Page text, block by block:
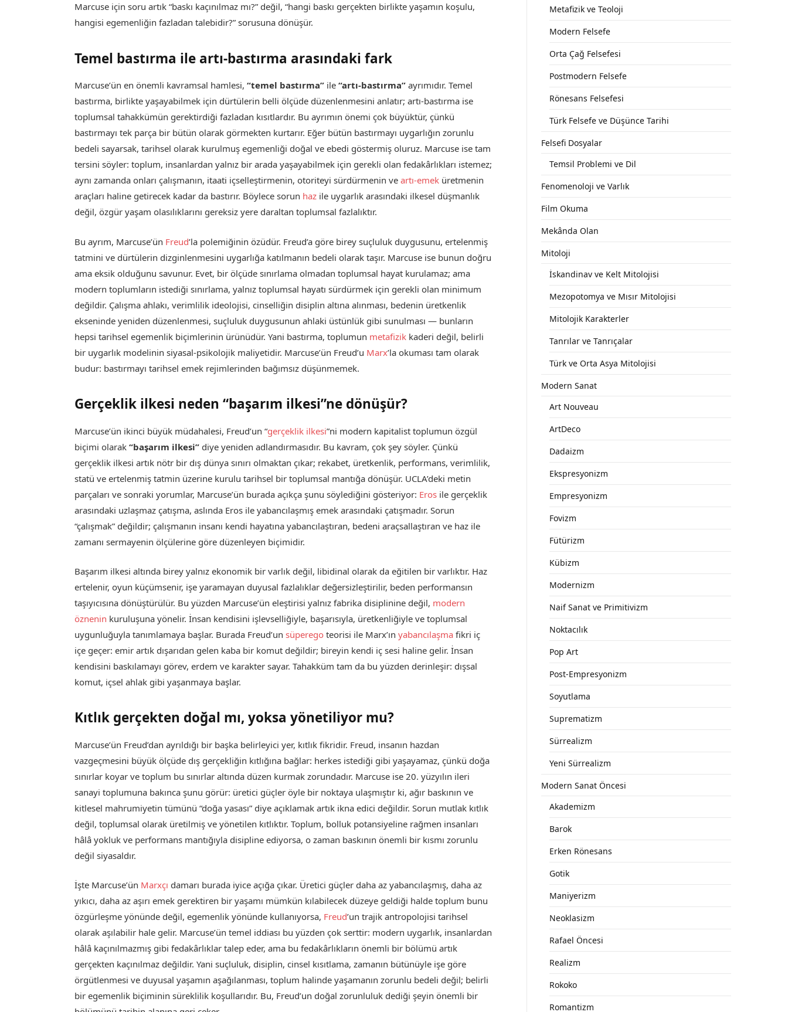
Marcuse için soru artık “baskı kaçınılmaz mı?” değil, “hangi baskı gerçekten birlikte yaşamın koşulu,
hangisi egemenliğin fazladan talebidir?” sorusuna dönüşür.
Temel bastırma ile artı-bastırma arasındaki fark
Marcuse’ün en önemli kavramsal hamlesi, “temel bastırma” ile“artı-bastırma” ayrımıdır. Temel
bastırma, birlikte yaşayabilmek için dürtülerin belli ölçüde düzenlenmesini anlatır; artı-bastırma ise
toplumsal tahakkümün gerektirdiği fazladan kısıtlardır. Bu ayrımın önemi çok büyüktür, çünkü
bastırmayı tek parça bir bütün olarak görmekten kurtarır. Eğer bütün bastırmayı uygarlığın zorunlu
bedeli sayarsak, tarihsel olarak kurulmuş egemenliği doğal ve ebedi göstermiş oluruz. Marcuse ise tam
tersini söyler: toplum, insanlardan yalnız bir arada yaşayabilmek için gerekli olan fedakârlıkları istemez;
aynı zamanda onları çalışmanın, itaati içselleştirmenin, otoriteyi sürdürmenin veartı-emek üretmenin
araçları haline getirecek kadar da bastırır. Böylece sorun haz ile uygarlık arasındaki ilkesel düşmanlık
değil, özgür yaşam olasılıklarını gereksiz yere daraltan toplumsal fazlalıktır.
Bu ayrım, Marcuse’ün Freud’la polemiğinin özüdür. Freud’a göre birey suçluluk duygusunu, ertelenmiş
tatmini ve dürtülerin dizginlenmesini uygarlığa katılmanın bedeli olarak taşır. Marcuse ise bunun doğru
ama eksik olduğunu savunur. Evet, bir ölçüde sınırlama olmadan toplumsal hayat kurulamaz; ama
modern toplumların istediği sınırlama, yalnız toplumsal hayatı sürdürmek için gerekli olan minimum
değildir. Çalışma ahlakı, verimlilik ideolojisi, cinselliğin disiplin altına alınması, bedenin üretkenlik
ekseninde yeniden düzenlenmesi, suçluluk duygusunun ahlaki üstünlük gibi sunulması — bunların
hepsi tarihsel egemenlik biçimlerinin ürünüdür. Yani bastırma, toplumun metafizik kaderi değil, belirli
bir uygarlık modelinin siyasal-psikolojik maliyetidir. Marcuse’ün Freud’u Marx’la okuması tam olarak
budur: bastırmayı tarihsel emek rejimlerinden bağımsız düşünmemek.
Gerçeklik ilkesi neden “başarım ilkesi”ne dönüşür?
Marcuse’ün ikinci büyük müdahalesi, Freud’un “gerçeklik ilkesi”ni modern kapitalist toplumun özgül
biçimi olarak“başarım ilkesi” diye yeniden adlandırmasıdır. Bu kavram, çok şey söyler. Çünkü
gerçeklik ilkesi artık nötr bir dış dünya sınırı olmaktan çıkar; rekabet, üretkenlik, performans, verimlilik,
statü ve ertelenmiş tatmin üzerine kurulu tarihsel bir toplumsal mantığa dönüşür. UCLA’deki metin
parçaları ve sonraki yorumlar, Marcuse’ün burada açıkça şunu söylediğini gösteriyor: Eros ile gerçeklik
arasındaki uzlaşmaz çatışma, aslında Eros ile yabancılaşmış emek arasındaki çatışmadır. Sorun
“çalışmak” değildir; çalışmanın insanı kendi hayatına yabancılaştıran, bedeni araçsallaştıran ve haz ile
zamanı sermayenin ölçülerine göre düzenleyen biçimidir.
Başarım ilkesi altında birey yalnız ekonomik bir varlık değil, libidinal olarak da eğitilen bir varlıktır. Haz
ertelenir, oyun küçümsenir, işe yaramayan duyusal fazlalıklar değersizleştirilir, beden performansın
taşıyıcısına dönüştürülür. Bu yüzden Marcuse’ün eleştirisi yalnız fabrika disiplinine değil, modern
öznenin kuruluşuna yönelir. İnsan kendisini işlevselliğiyle, başarısıyla, üretkenliğiyle ve toplumsal
uygunluğuyla tanımlamaya başlar. Burada Freud’unsüperego teorisi ile Marx’ınyabancılaşma fikri iç
içe geçer: emir artık dışarıdan gelen kaba bir komut değildir; bireyin kendi iç sesi haline gelir. İnsan
kendisini baskılamayı görev, erdem ve karakter sayar. Tahakküm tam da bu yüzden derinleşir: dışsal
komut, içsel ahlak gibi yaşanmaya başlar.
Kıtlık gerçekten doğal mı, yoksa yönetiliyor mu?
Marcuse’ün Freud’dan ayrıldığı bir başka belirleyici yer, kıtlık fikridir. Freud, insanın hazdan
vazgeçmesini büyük ölçüde dış gerçekliğin kıtlığına bağlar: herkes istediği gibi yaşayamaz, çünkü doğa
sınırlar koyar ve toplum bu sınırlar altında düzen kurmak zorundadır. Marcuse ise 20. yüzyılın ileri
sanayi toplumuna bakınca şunu görür: üretici güçler öyle bir noktaya ulaşmıştır ki, ağır baskının ve
kitlesel mahrumiyetin tümünü “doğa yasası” diye açıklamak artık ikna edici değildir. Sorun mutlak kıtlık
değil, toplumsal olarak üretilmiş ve yönetilen kıtlıktır. Toplum, bolluk potansiyeline rağmen insanları
hâlâ yokluk ve performans mantığıyla disipline ediyorsa, o zaman baskının önemli bir kısmı zorunlu
değil siyasaldır.
İşte Marcuse’ün Marxçı damarı burada iyice açığa çıkar. Üretici güçler daha az yabancılaşmış, daha az
yıkıcı, daha az aşırı emek gerektiren bir yaşamı mümkün kılabilecek düzeye geldiği halde toplum bunu
özgürleşme yönünde değil, egemenlik yönünde kullanıyorsa, Freud’un trajik antropolojisi tarihsel
olarak aşılabilir hale gelir. Marcuse’ün temel iddiası bu yüzden çok serttir: modern uygarlık, insanlardan
hâlâ kaçınılmazmış gibi fedakârlıklar talep eder, ama bu fedakârlıkların önemli bir bölümü artık
gerçekten kaçınılmaz değildir. Yani suçluluk, disiplin, cinsel kısıtlama, zamanın bütünüyle işe göre
örgütlenmesi ve duyusal yaşamın aşağılanması, toplum halinde yaşamanın zorunlu bedeli değil; belirli
bir egemenlik biçiminin süreklilik koşullarıdır. Bu, Freud’un doğal zorunluluk dediği şeyin önemli bir
Metafizik ve Teoloji
Modern Felsefe
Orta Çağ Felsefesi
Postmodern Felsefe
Rönesans Felsefesi
Türk Felsefe ve Düşünce Tarihi
Felsefi Dosyalar
Temsil Problemi ve Dil
Fenomenoloji ve Varlık
Film Okuma
Mekânda Olan
Mitoloji
İskandinav ve Kelt Mitolojisi
Mezopotomya ve Mısır Mitolojisi
Mitolojik Karakterler
Tanrılar ve Tanrıçalar
Türk ve Orta Asya Mitolojisi
Modern Sanat
Art Nouveau
ArtDeco
Dadaizm
Ekspresyonizm
Empresyonizm
Fovizm
Fütürizm
Kübizm
Modernizm
Naif Sanat ve Primitivizm
Noktacılık
Pop Art
Post-Empresyonizm
Soyutlama
Suprematizm
Sürrealizm
Yeni Sürrealizm
Modern Sanat Öncesi
Akademizm
Barok
Erken Rönesans
Gotik
Maniyerizm
Neoklasizm
Rafael Öncesi
Realizm
Rokoko
Romantizm